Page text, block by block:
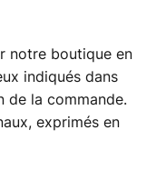
notre boutique en
indiqués dans
de la commande.
exprimés en